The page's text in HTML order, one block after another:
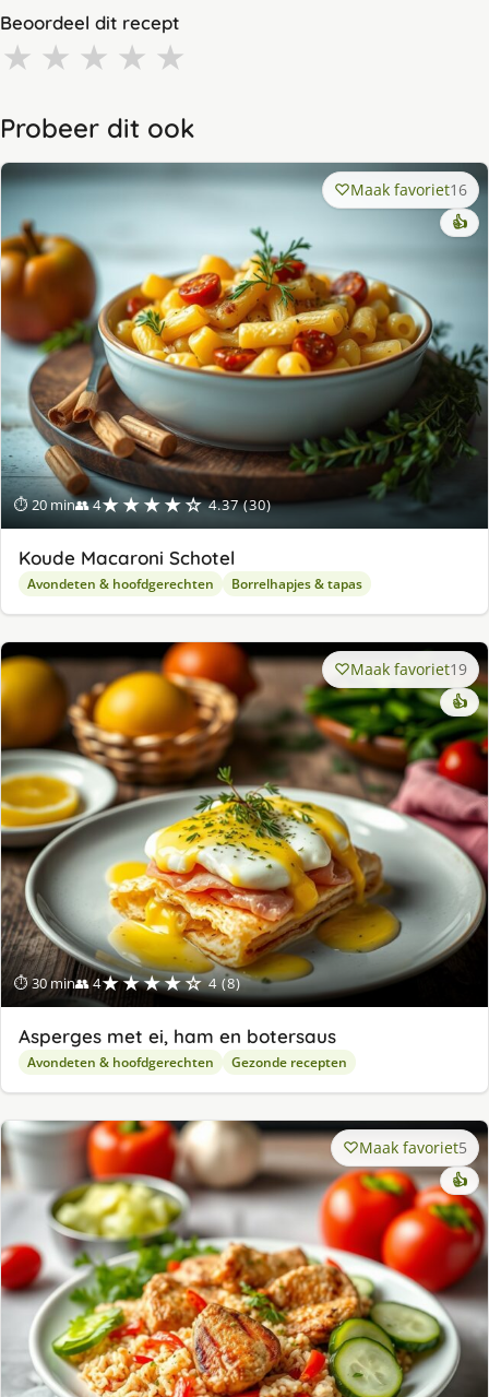
Beoordeel dit recept
★ ★ ★ ★ ★
Probeer dit ook
⏱ 20 min👥 4★★★★☆ 4.37 (30)
Maak favoriet16
👍
Koude Macaroni Schotel
Avondeten & hoofdgerechten Borrelhapjes & tapas
⏱ 30 min👥 4★★★★☆ 4 (8)
Maak favoriet19
👍
Asperges met ei, ham en botersaus
Avondeten & hoofdgerechten Gezonde recepten
Maak favoriet5
👍